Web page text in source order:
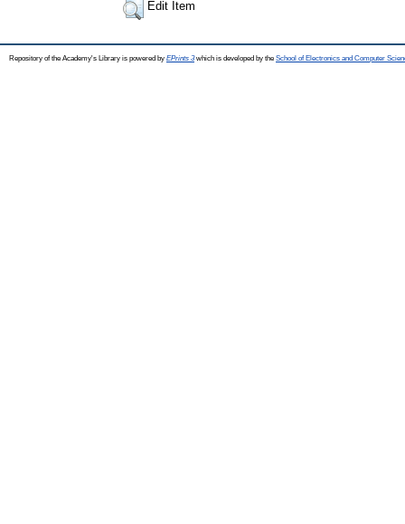
Edit Item
Repository of the Academy's Library is powered by EPrints 3which is developed by the School of Electronics and Computer